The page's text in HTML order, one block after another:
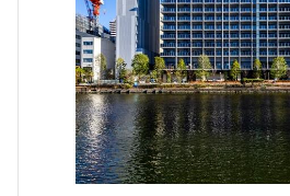
〜
管理費/共益費含む
礼金なし
敷金なし
礼金１ヶ月以下
フリーレント付き